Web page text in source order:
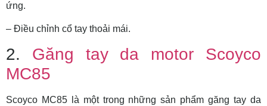
ứng.
– Điều chỉnh cổ tay thoải mái.
2. Găng tay da motor Scoyco
MC85
Scoyco MC85 là một trong những sản phẩm găng tay da